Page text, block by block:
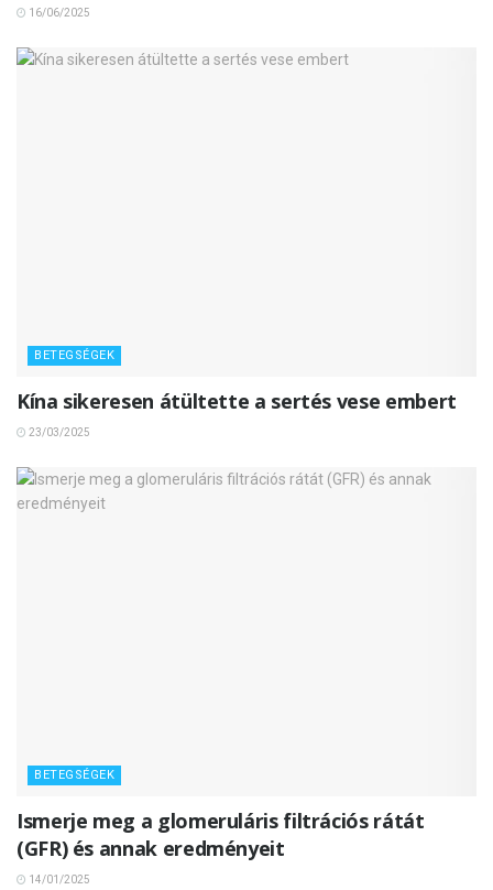
16/06/2025
BETEGSÉGEK
Kína sikeresen átültette a sertés vese embert
23/03/2025
BETEGSÉGEK
Ismerje meg a glomeruláris filtrációs rátát
(GFR) és annak eredményeit
14/01/2025